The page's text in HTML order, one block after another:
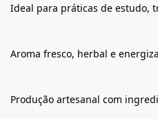
Ideal para práticas de estudo,
Aroma fresco, herbal e
Produção artesanal com